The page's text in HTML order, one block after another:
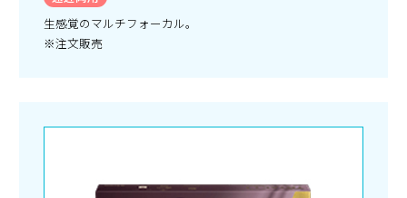
生感覚のマルチフォーカル。
※注文販売